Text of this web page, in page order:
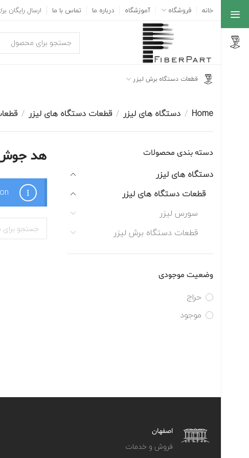
خانه فروشگاه آموزشگاه درباره ما تماس با ما ارسال رایگان برای
قطعات دستگاه برش لیزر
Home دستگاه های لیزر قطعات دستگاه های لیزر
دسته بندی محصولات
دستگاه های لیزر
قطعات دستگاه های لیزر
سورس لیزر
قطعات دستگاه برش لیزر
وضعیت موجودی
حراج
موجود
هد
اصفهان
فروش و خدمات